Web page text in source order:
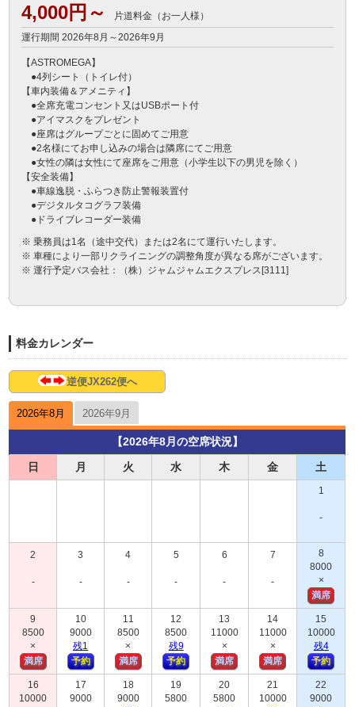
4,000円～
片道料金（お一人様）
運行期間 2026年8月～2026年9月
【ASTROMEGA】
●4列シート（トイレ付）
【車内装備＆アメニティ】
●全席充電コンセント又はUSBポート付
●アイマスクをプレゼント
●座席はグループごとに固めてご用意
●2名様にてお申し込みの場合は隣席にてご用意
●女性の隣は女性にて座席をご用意（小学生以下の男児を除く）
【安全装備】
●車線逸脱・ふらつき防止警報装置付
●デジタルタコグラフ装備
●ドライブレコーダー装備
※ 乗務員は1名（途中交代）または2名にて運行いたします。
※ 車種により一部リクライニングの調整角度が異なる席がございます。
※ 運行予定バス会社：（株）ジャムジャムエクスプレス[3111]
料金カレンダー
逆便JX262便へ
2026年8月 2026年9月
【2026年8月の空席状況】
日
月 火 水 木 金 土
1
-
2
-
3
-
4
-
5
-
6
-
7
-
8
8000
×
満席
9
8500
×
満席
10
9000
残1
予約
11
8500
×
満席
12
8500
残9
予約
13
11000
×
満席
14
11000
×
満席
15
10000
残4
予約
16
10000
17
9000
18
9000
19
5800
20
5800
21
10000
22
9000